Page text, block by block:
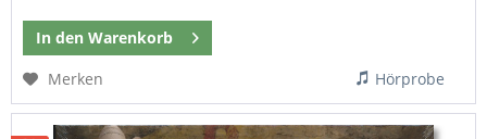
In den Warenkorb
Merken
Hörprobe